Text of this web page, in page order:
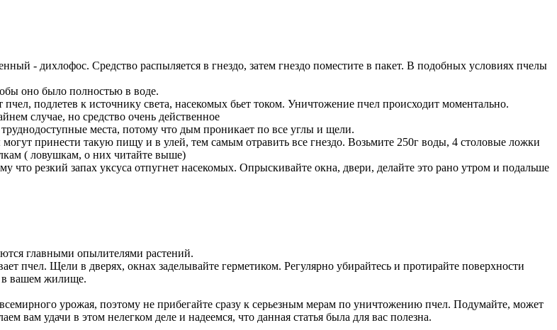
- дихлофос. Средство распыляется в гнездо, затем гнездо поместите в пакет. В подобных условиях пчелы
оно было полностью в воде.
подлетев к источнику света, насекомых бьет током. Уничтожение пчел происходит моментально.
случае, но средство очень действенное
места, потому что дым проникает по все углы и щели.
принести такую пищу и в улей, тем самым отравить все гнездо. Возьмите 250г воды, 4 столовые ложки
( ловушкам, о них читайте выше)
резкий запах уксуса отпугнет насекомых. Опрыскивайте окна, двери, делайте это рано утром и подальше
главными опылителями растений.
пчел. Щели в дверях, окнах заделывайте герметиком. Регулярно убирайтесь и протирайте поверхности
в вашем жилище.
урожая, поэтому не прибегайте сразу к серьезным мерам по уничтожению пчел. Подумайте, может
вам удачи в этом нелегком деле и надеемся, что данная статья была для вас полезна.